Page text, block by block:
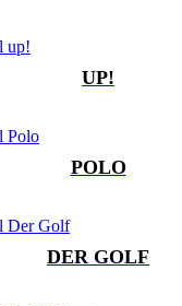
UP!
POLO
DER GOLF